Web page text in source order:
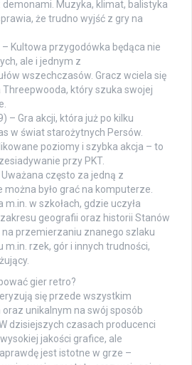
Muzyka, klimat, balistyka
że trudno wyjść z gry na
Kultowa przygodówka będąca nie
ale i jednym z
wszechczasów. Gracz wciela się
Threepwooda, który szuka swojej
– Gra akcji, która już po kilku
w świat starożytnych Persów.
poziomy i szybka akcja – to
przy PKT.
często za jedną z
było grać na komputerze.
w szkołach, gdzie uczyła
geografii oraz historii Stanów
przemierzaniu znanego szlaku
m.in. rzek, gór i innych trudności,
gier retro?
się przede wszystkim
unikalnym na swój sposób
dzisiejszych czasach producenci
jakości grafice, ale
jest istotne w grze –